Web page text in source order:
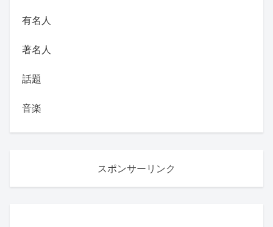
有名人
著名人
話題
音楽
スポンサーリンク